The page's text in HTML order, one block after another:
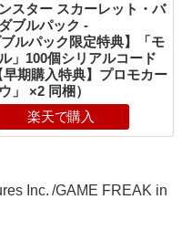
スター スカーレット・バ
ブルパック -
ルパック限定特典】「モ
」100個シリアルコード
期購入特典】プロモカー
」 ×2 同梱）
楽天で購入
Inc. /GAME FREAK in